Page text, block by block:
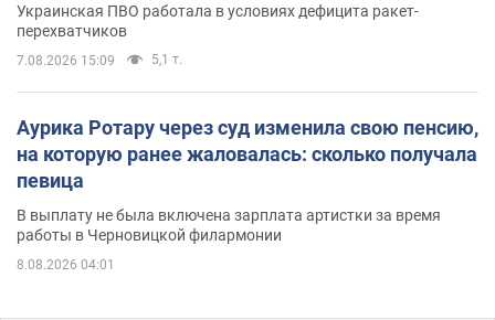
Украинская ПВО работала в условиях дефицита ракет-
перехватчиков
7.08.2026 15:09 5,1 т.
Аурика Ротару через суд изменила свою пенсию,
на которую ранее жаловалась: сколько получала
певица
В выплату не была включена зарплата артистки за время
работы в Черновицкой филармонии
8.08.2026 04:01